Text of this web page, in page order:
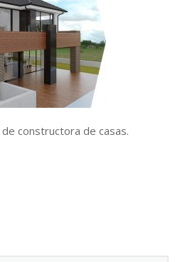
constructora de casas.